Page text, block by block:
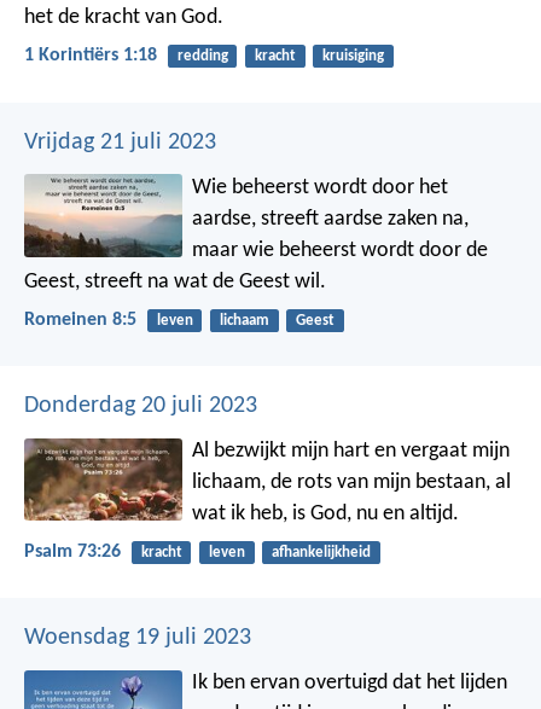
het de kracht van God.
1 Korintiërs 1:18 redding kracht kruisiging
Vrijdag 21 juli 2023
Wie beheerst wordt door het
aardse, streeft aardse zaken na,
maar wie beheerst wordt door de
Geest, streeft na wat de Geest wil.
Romeinen 8:5 leven lichaam Geest
Donderdag 20 juli 2023
Al bezwijkt mijn hart en vergaat mijn
lichaam, de rots van mijn bestaan, al
wat ik heb, is God, nu en altijd.
Psalm 73:26 kracht leven afhankelijkheid
Woensdag 19 juli 2023
Ik ben ervan overtuigd dat het lijden